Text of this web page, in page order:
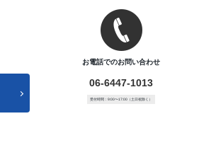
お電話でのお問い合わせ
06-6447-1013
受付時間：9:00〜17:00（土日祝除く）